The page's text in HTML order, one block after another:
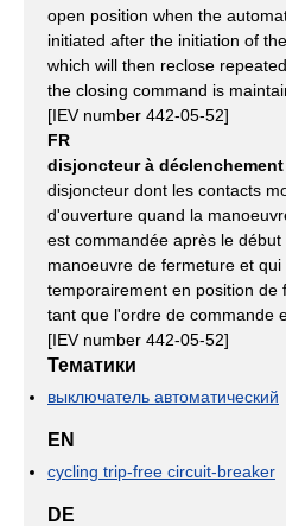
open position when the
initiated after the initiation of
which will then reclose
the closing command is
[IEV number 442-05-52]
FR
disjoncteur à
disjoncteur dont les contacts
d'ouverture quand la
est commandée après le
manoeuvre de fermeture et
temporairement en position de
tant que l'ordre de commande
[IEV number 442-05-52]
Тематики
выключатель автоматический
EN
cycling trip-free circuit-breaker
DE